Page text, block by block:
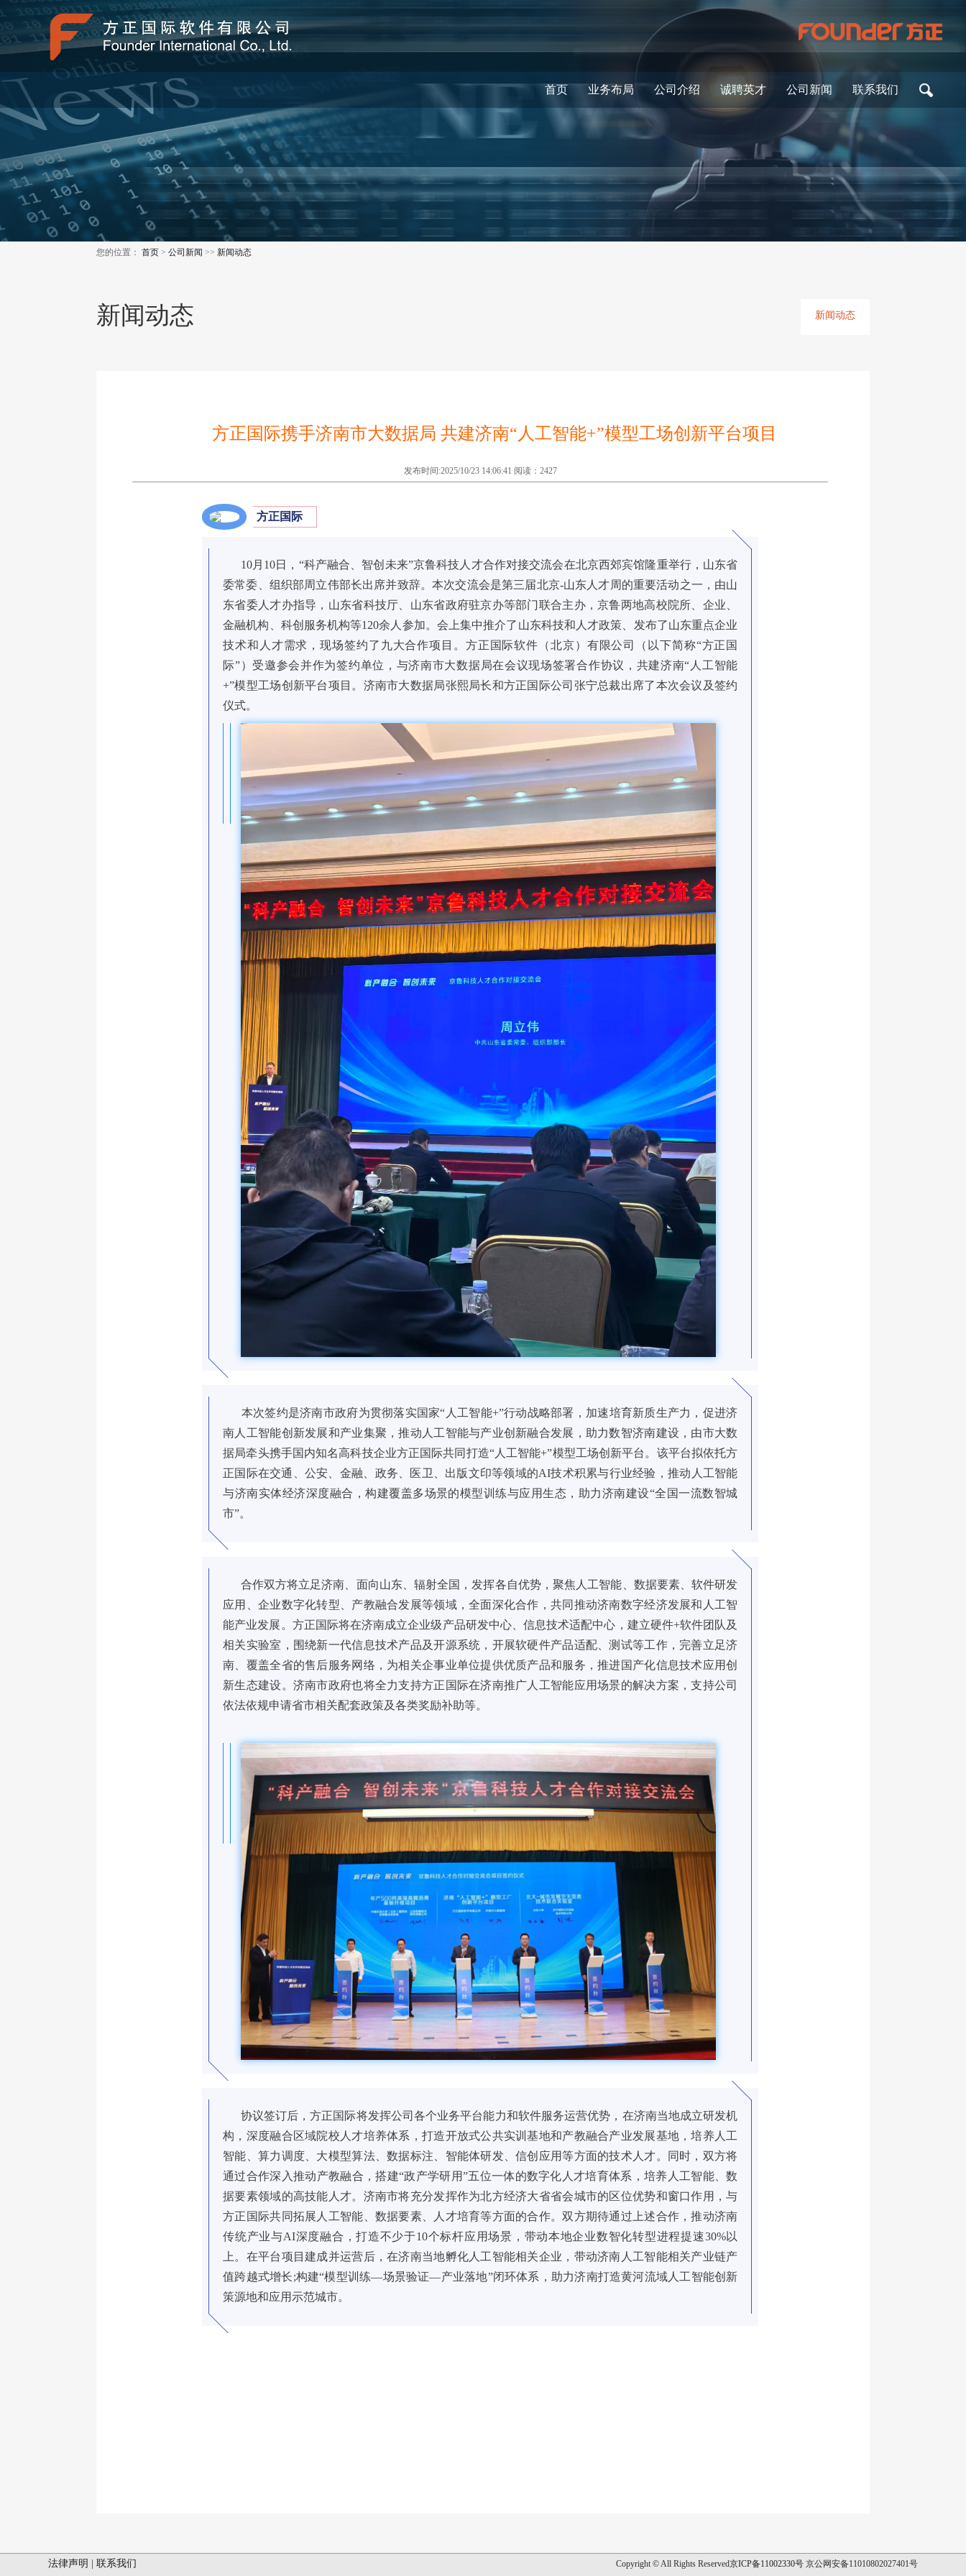
首页 业务布局 公司介绍 诚聘英才 公司新闻 联系我们
您的位置：首页 >公司新闻 >>新闻动态
新闻动态 新闻动态
方正国际携手济南市大数据局 共建济南“人工智能+”模型工场创新平台项目
发布时间:2025/10/23 14:06:41 阅读：2427
方正国际
10月10日，“科产融合、智创未来”京鲁科技人才合作对接交流会在北京西郊宾馆隆重举行，山东省
委常委、组织部周立伟部长出席并致辞。本次交流会是第三届北京-山东人才周的重要活动之一，由山
东省委人才办指导，山东省科技厅、山东省政府驻京办等部门联合主办，京鲁两地高校院所、企业、
金融机构、科创服务机构等120余人参加。会上集中推介了山东科技和人才政策、发布了山东重点企业
技术和人才需求，现场签约了九大合作项目。方正国际软件（北京）有限公司（以下简称“方正国
际”）受邀参会并作为签约单位，与济南市大数据局在会议现场签署合作协议，共建济南“人工智能
+”模型工场创新平台项目。济南市大数据局张熙局长和方正国际公司张宁总裁出席了本次会议及签约
仪式。
本次签约是济南市政府为贯彻落实国家“人工智能+”行动战略部署，加速培育新质生产力，促进济
南人工智能创新发展和产业集聚，推动人工智能与产业创新融合发展，助力数智济南建设，由市大数
据局牵头携手国内知名高科技企业方正国际共同打造“人工智能+”模型工场创新平台。该平台拟依托方
正国际在交通、公安、金融、政务、医卫、出版文印等领域的AI技术积累与行业经验，推动人工智能
与济南实体经济深度融合，构建覆盖多场景的模型训练与应用生态，助力济南建设“全国一流数智城
市”。
合作双方将立足济南、面向山东、辐射全国，发挥各自优势，聚焦人工智能、数据要素、软件研发
应用、企业数字化转型、产教融合发展等领域，全面深化合作，共同推动济南数字经济发展和人工智
能产业发展。方正国际将在济南成立企业级产品研发中心、信息技术适配中心，建立硬件+软件团队及
相关实验室，围绕新一代信息技术产品及开源系统，开展软硬件产品适配、测试等工作，完善立足济
南、覆盖全省的售后服务网络，为相关企事业单位提供优质产品和服务，推进国产化信息技术应用创
新生态建设。济南市政府也将全力支持方正国际在济南推广人工智能应用场景的解决方案，支持公司
依法依规申请省市相关配套政策及各类奖励补助等。
协议签订后，方正国际将发挥公司各个业务平台能力和软件服务运营优势，在济南当地成立研发机
构，深度融合区域院校人才培养体系，打造开放式公共实训基地和产教融合产业发展基地，培养人工
智能、算力调度、大模型算法、数据标注、智能体研发、信创应用等方面的技术人才。同时，双方将
通过合作深入推动产教融合，搭建“政产学研用”五位一体的数字化人才培育体系，培养人工智能、数
据要素领域的高技能人才。济南市将充分发挥作为北方经济大省省会城市的区位优势和窗口作用，与
方正国际共同拓展人工智能、数据要素、人才培育等方面的合作。双方期待通过上述合作，推动济南
传统产业与AI深度融合，打造不少于10个标杆应用场景，带动本地企业数智化转型进程提速30%以
上。在平台项目建成并运营后，在济南当地孵化人工智能相关企业，带动济南人工智能相关产业链产
值跨越式增长;构建“模型训练—场景验证—产业落地”闭环体系，助力济南打造黄河流域人工智能创新
策源地和应用示范城市。
法律声明 |联系我们 Copyright © All Rights Reserved京ICP备11002330号京公网安备11010802027401号